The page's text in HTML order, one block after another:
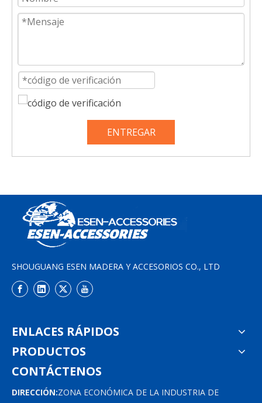
ENTREGAR
SHOUGUANG ESEN MADERA Y ACCESORIOS CO., LTD
ENLACES RÁPIDOS
PRODUCTOS
CONTÁCTENOS
DIRECCIÓN:ZONA ECONÓMICA DE LA INDUSTRIA DE